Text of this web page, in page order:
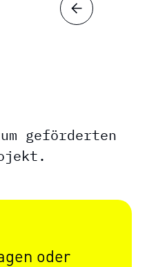
geförderten
oder